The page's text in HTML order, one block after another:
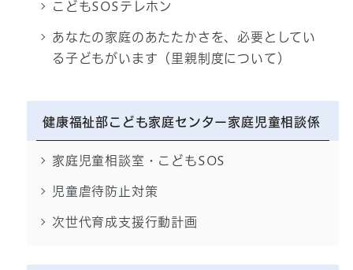
こどもSOSテレホン
あなたの家庭のあたたかさを、必要としてい
る子どもがいます（里親制度について）
健康福祉部こども家庭センター家庭児童相談係
家庭児童相談室・こどもSOS
児童虐待防止対策
次世代育成支援行動計画